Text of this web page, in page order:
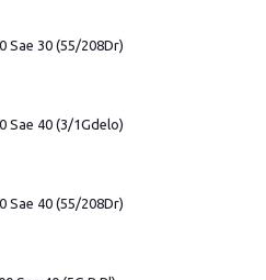
Sae 30 (55/208Dr)
Sae 40 (3/1Gdelo)
Sae 40 (55/208Dr)